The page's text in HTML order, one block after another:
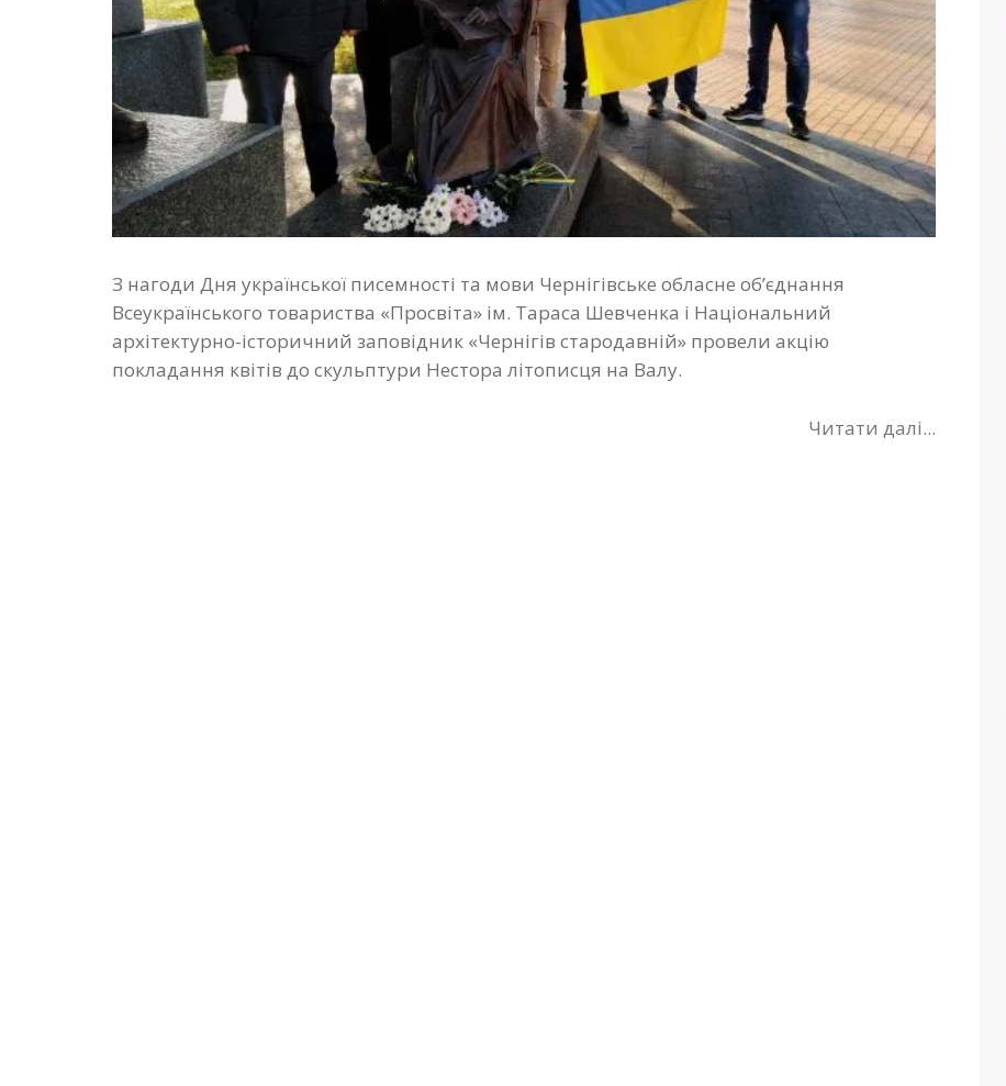
З нагоди Дня української писемності та мови Чернігівське обласне об’єднання
Всеукраїнського товариства «Просвіта» ім. Тараса Шевченка і Національний
архітектурно-історичний заповідник «Чернігів стародавній» провели акцію
покладання квітів до скульптури Нестора літописця на Валу.
Читати далі...